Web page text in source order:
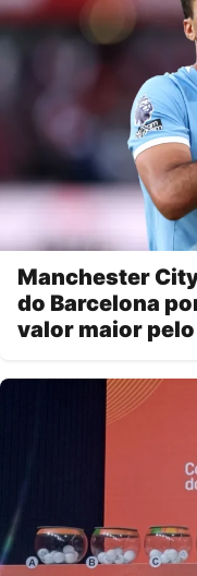
Manchester
do Barcelona
valor maior